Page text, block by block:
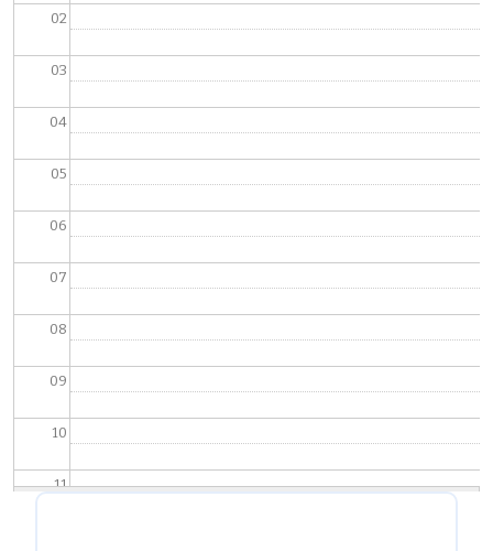
02
03
04
05
06
07
08
09
10
11